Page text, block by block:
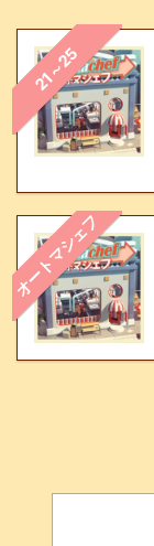
21～25
オートマシェフ